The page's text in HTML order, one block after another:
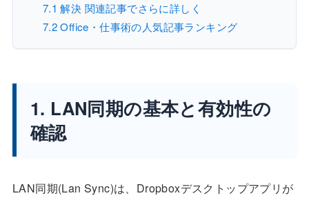
7.1 解決 関連記事でさらに詳しく
7.2Office・仕事術の人気記事ランキング
1. LAN同期の基本と有効性の
確認
LAN同期(Lan Sync)は、Dropboxデスクトップアプリが